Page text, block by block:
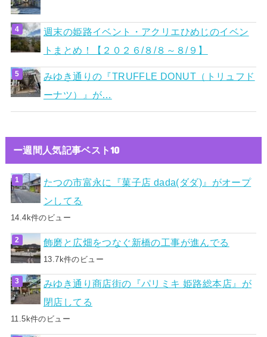
週末の姫路イベント・アクリエひめじのイベン
トまとめ！【２０２６/８/８～８/９】
みゆき通りの『TRUFFLE DONUT（トリュフド
ーナツ）』が…
ー週間人気記事ベスト10
たつの市富永に『菓子店 dada(ダダ)』がオープ
ンしてる
14.4k件のビュー
飾磨と広畑をつなぐ新橋の工事が進んでる
13.7k件のビュー
みゆき通り商店街の『パリミキ 姫路総本店』が
閉店してる
11.5k件のビュー